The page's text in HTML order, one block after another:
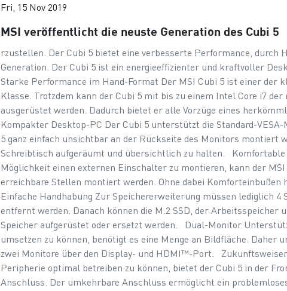
Fri, 15 Nov 2019
MSI veröffentlicht die neuste Generation des Cubi 5
rzustellen. Der Cubi 5 bietet eine verbesserte Performance, durch
Generation. Der Cubi 5 ist ein energieeffizienter und kraftvoller
Starke Performance im Hand-Format Der MSI Cubi 5 ist einer der
Klasse. Trotzdem kann der Cubi 5 mit bis zu einem Intel Core i7 der
ausgerüstet werden. Dadurch bietet er alle Vorzüge eines
Kompakter Desktop-PC Der Cubi 5 unterstützt die Standard-
5 ganz einfach unsichtbar an der Rückseite des Monitors montiert
Schreibtisch aufgeräumt und übersichtlich zu halten.
Möglichkeit einen externen Einschalter zu montieren, kann der
erreichbare Stellen montiert werden. Ohne dabei Komforteinbußen
Einfache Handhabung Zur Speichererweiterung müssen lediglich 4
entfernt werden. Danach können die M.2 SSD, der Arbeitsspeicher
Speicher aufgerüstet oder ersetzt werden. Dual-Monitor
umsetzen zu können, benötigt es eine Menge an Bildfläche. Daher
zwei Monitore über den Display- und HDMI™-Port.
Peripherie optimal betreiben zu können, bietet der Cubi 5 in der
Anschluss. Der umkehrbare Anschluss ermöglicht ein